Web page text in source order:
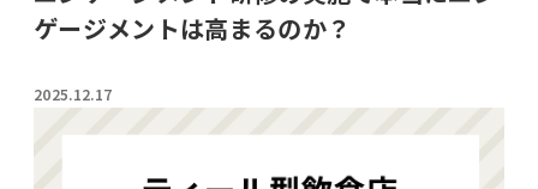
ゲージメントは高まるのか？
2025.12.17